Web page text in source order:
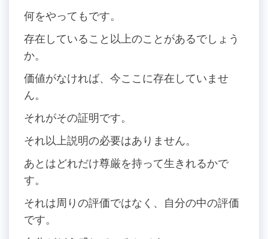
何をやってもです。
存在していること以上のことがあるでしょう
か。
価値がなければ、今ここに存在していませ
ん。
それがその証明です。
それ以上説明の必要はありません。
あとはどれだけ尊厳を持って生きれるかで
す。
それは周りの評価ではなく、自分の中の評価
です。